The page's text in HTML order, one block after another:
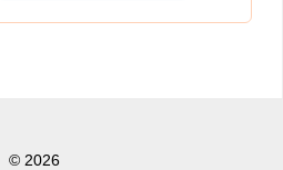
© 2026